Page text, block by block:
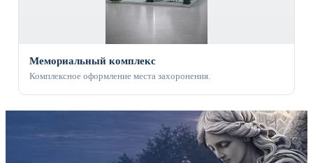
Мемориальный комплекс
Комплексное оформление места захоронения.